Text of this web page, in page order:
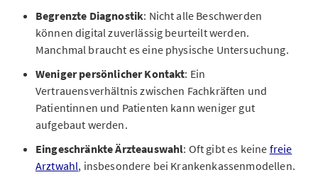
Begrenzte Diagnostik: Nicht alle Beschwerden
können digital zuverlässig beurteilt werden.
Manchmal braucht es eine physische Untersuchung.
Weniger persönlicher Kontakt: Ein
Vertrauensverhältnis zwischen Fachkräften und
Patientinnen und Patienten kann weniger gut
aufgebaut werden.
Eingeschränkte Ärzteauswahl: Oft gibt es keine freie
Arztwahl, insbesondere bei Krankenkassenmodellen.